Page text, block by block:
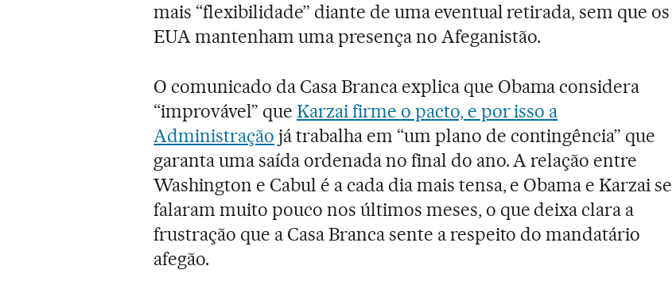
mais “flexibilidade” diante de uma eventual retirada, sem que os
EUA mantenham uma presença no Afeganistão.
O comunicado da Casa Branca explica que Obama considera
“improvável” queKarzai firme o pacto, e por isso a
Administração já trabalha em “um plano de contingência” que
garanta uma saída ordenada no final do ano. A relação entre
Washington e Cabul é a cada dia mais tensa, e Obama e Karzai se
falaram muito pouco nos últimos meses, o que deixa clara a
frustração que a Casa Branca sente a respeito do mandatário
afegão.